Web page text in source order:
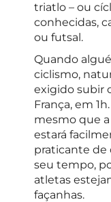
triatlo – ou
conhecidas,
ou futsal.
Quando
ciclismo,
exigido subir
França, em
mesmo que
estará
praticante de
seu tempo,
atletas
façanhas.